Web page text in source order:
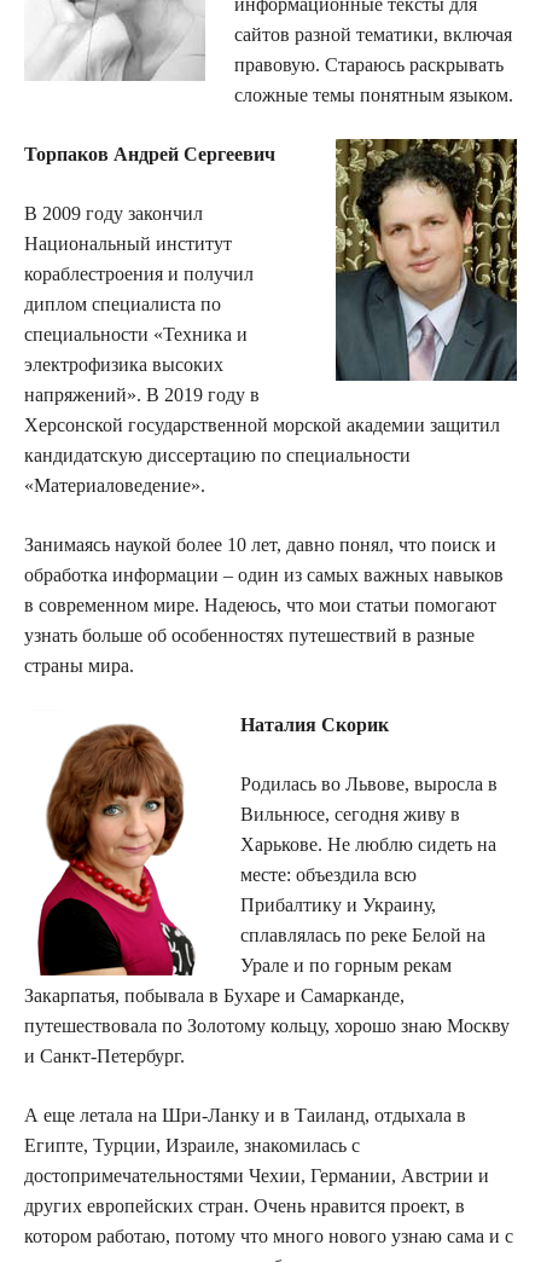
информационные тексты для
сайтов разной тематики, включая
правовую. Стараюсь раскрывать
сложные темы понятным языком.
Торпаков Андрей Сергеевич
В 2009 году закончил
Национальный институт
кораблестроения и получил
диплом специалиста по
специальности «Техника и
электрофизика высоких
напряжений». В 2019 году в
Херсонской государственной морской академии защитил
кандидатскую диссертацию по специальности
«Материаловедение».
Занимаясь наукой более 10 лет, давно понял, что поиск и
обработка информации – один из самых важных навыков
в современном мире. Надеюсь, что мои статьи помогают
узнать больше об особенностях путешествий в разные
страны мира.
Наталия Скорик
Родилась во Львове, выросла в
Вильнюсе, сегодня живу в
Харькове. Не люблю сидеть на
месте: объездила всю
Прибалтику и Украину,
сплавлялась по реке Белой на
Урале и по горным рекам
Закарпатья, побывала в Бухаре и Самарканде,
путешествовала по Золотому кольцу, хорошо знаю Москву
и Санкт-Петербург.
А еще летала на Шри-Ланку и в Таиланд, отдыхала в
Египте, Турции, Израиле, знакомилась с
достопримечательностями Чехии, Германии, Австрии и
других европейских стран. Очень нравится проект, в
котором работаю, потому что много нового узнаю сама и с